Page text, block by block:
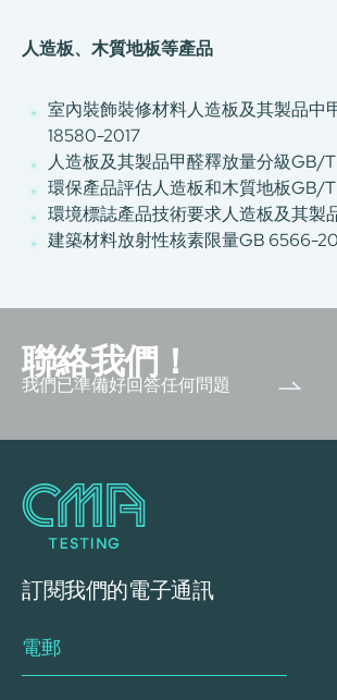
人造板、木質地板等產品
室內裝飾裝修材料人造板及其製品中
18580-2017
人造板及其製品甲醛釋放量分級GB/
環保產品評估人造板和木質地板GB/
環境標誌產品技術要求人造板及其製
建築材料放射性核素限量GB 6566-
聯絡我們！
我們已準備好回答任何問題
訂閱我們的電子通訊